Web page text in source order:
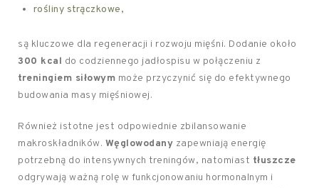
rośliny strączkowe,
są kluczowe dla regeneracji i rozwoju mięśni. Dodanie około
300 kcal do codziennego jadłospisu w połączeniu z
treningiem siłowym może przyczynić się do efektywnego
budowania masy mięśniowej.
Również istotne jest odpowiednie zbilansowanie
makroskładników. Węglowodany zapewniają energię
potrzebną do intensywnych treningów, natomiast tłuszcze
odgrywają ważną rolę w funkcjonowaniu hormonalnym i